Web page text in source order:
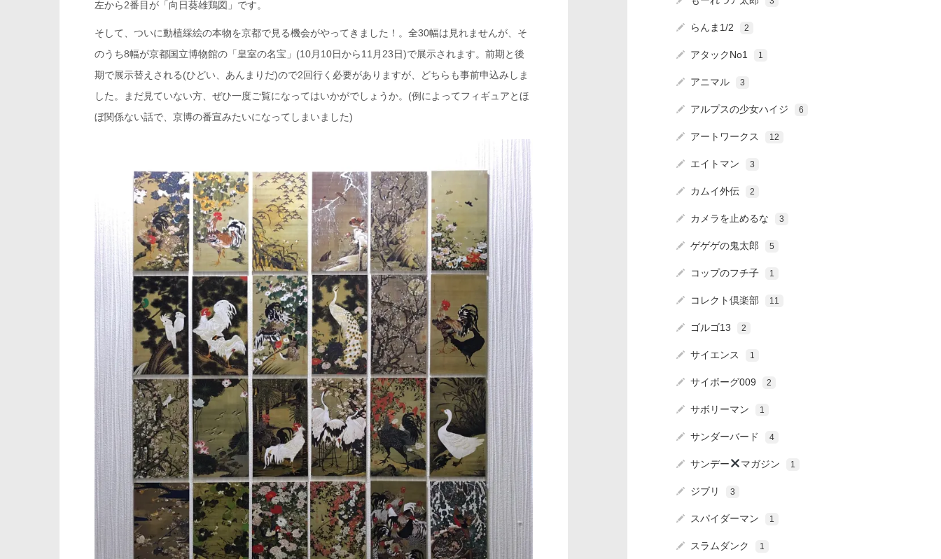
左から2番目が「向日葵雄鶏図」です。
そして、ついに動植綵絵の本物を京都で見る機会がやってきました！。全30幅は見れませんが、そ
のうち8幅が京都国立博物館の「皇室の名宝」(10月10日から11月23日)で展示されます。前期と後
期で展示替えされる(ひどい、あんまりだ)ので2回行く必要がありますが、どちらも事前申込みしま
した。まだ見ていない方、ぜひ一度ご覧になってはいかがでしょうか。(例によってフィギュアとほ
ぼ関係ない話で、京博の番宣みたいになってしまいました)
らんま1/2 2
アタックNo1 1
アニマル 3
アルプスの少女ハイジ 6
アートワークス 12
エイトマン 3
カムイ外伝 2
カメラを止めるな 3
ゲゲゲの鬼太郎 5
コップのフチ子 1
コレクト倶楽部 11
ゴルゴ13 2
サイエンス 1
サイボーグ009 2
サボリーマン 1
サンダーバード 4
サンデー マガジン 1
ジブリ 3
スパイダーマン 1
スラムダンク 1